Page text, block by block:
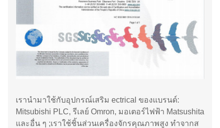
เรานำมาใช้กับอุปกรณ์เสริม ectrical ของแบรนด์:
Mitsubishi PLC, รีเลย์ Omron, มอเตอร์ไฟฟ้า Matsushita
และอื่น ๆ ;เราใช้ชิ้นส่วนเครื่องจักรคุณภาพสูง ทำจากส